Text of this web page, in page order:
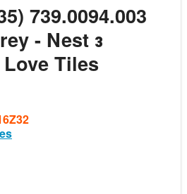
739.0094.003
- Nest з
Love Tiles